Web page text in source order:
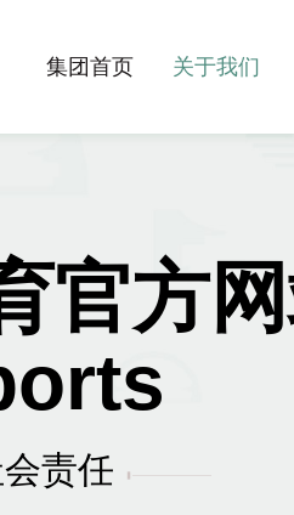
集团首页 关于我们
官方
责任